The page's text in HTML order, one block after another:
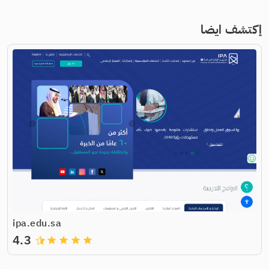
إكتشف ايضا
ipa.edu.sa
grade
grade
grade
grade
4.3